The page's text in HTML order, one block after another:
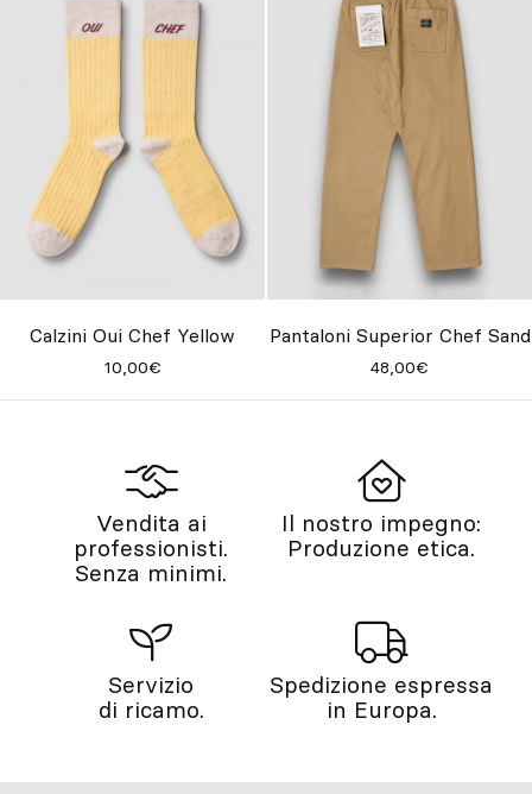
Calzini Oui Chef Yellow
10,00€
Pantaloni Superior Chef Sand
48,00€
Vendita ai
professionisti.
Senza minimi.
Il nostro impegno:
Produzione etica.
Servizio
di ricamo.
Spedizione espressa
in Europa.